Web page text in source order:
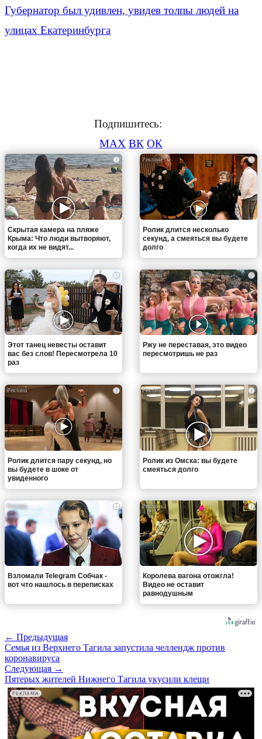
Губернатор был удивлен, увидев толпы людей на
улицах Екатеринбурга
Подпишитесь:
MAX ВК ОК
i
Скрытая камера на пляже
Крыма: Что люди вытворяют,
когда их не видят...
i
Ролик длится несколько
секунд, а смеяться вы будете
долго
i
Этот танец невесты оставит
вас без слов! Пересмотрела 10
раз
i
Ржу не переставая, это видео
пересмотришь не раз
i
Ролик длится пару секунд, но
вы будете в шоке от
увиденного
i
Ролик из Омска: вы будете
смеяться долго
i
Взломали Telegram Собчак -
вот что нашлось в переписках
i
Королева вагона отожгла!
Видео не оставит
равнодушным
← Предыдущая
Семья из Верхнего Тагила запустила челлендж против
коронавируса
Следующая →
Пятерых жителей Нижнего Тагила укусили клещи
РЕКЛАМА